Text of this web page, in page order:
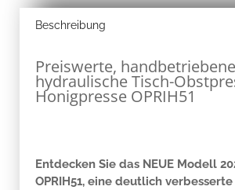
Beschreibung
Preiswerte,
hydraulische Tisch-
Honigpresse OPRIH51
Entdecken Sie das NEUE Modell
OPRIH51, eine deutlich